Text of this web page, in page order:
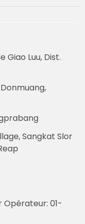
Giao Luu, Dist.
Sangkat Slor
Opérateur: 01-